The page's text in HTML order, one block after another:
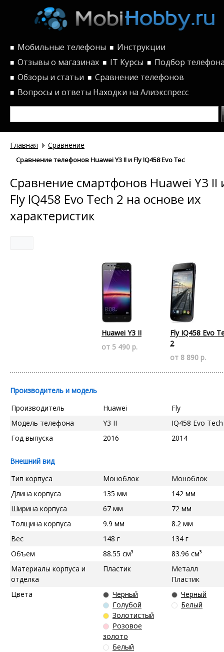
■ Мобильные телефоны ■ Инструкции
■ Отзывы о магазинах ■ IT Курсы ■ Подбор
■ Обзоры и статьи ■ Сравнение телефонов
■ Вопросы и ответы Находки на Алиэкспресс
Главная Сравнение
Сравнение телефонов Huawei Y3 II и Fly IQ458 Evo Tech 2 по
Сравнение смартфонов Huawei Y3 II
Fly IQ458 Evo Tech 2 на основе их
характеристик
Huawei Y3 II
от 5 490 р.
Fly IQ458 Evo
2
от 8 890 р.
Производитель и модель
Производитель
Huawei
Fly
Модель телефона
Y3 II
IQ458 Evo
Год выпуска
2016 2014
Внешний вид
Тип корпуса
Моноблок
Моноблок
Длина корпуса
135 мм
142 мм
Ширина корпуса
67 мм
72 мм
Толщина корпуса
9.9 мм
8.2 мм
Вес
148 г
134 г
Объем
88.55 см³
83.96 см³
Материалы корпуса и
отделка
Пластик
Металл
Пластик
Цвета
Черный
Голубой
Золотистый
Розовое
золото
Белый
Черный
Белый